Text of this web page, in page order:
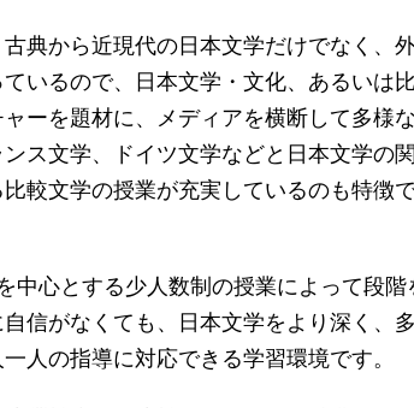
典から近現代の日本文学だけでなく、
いるので、日本文学・文化、あるいは
ーを題材に、メディアを横断して多様
ス文学、ドイツ文学などと日本文学の
較文学の授業が充実しているのも特徴
中心とする少人数制の授業によって段
信がなくても、日本文学をより深く、
人の指導に対応できる学習環境です。